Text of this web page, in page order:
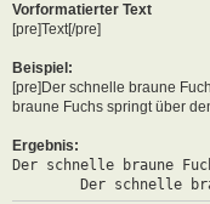
Vorformatierter Text
[pre]Text[/pre]
Beispiel:
[pre]Der schnelle braune
braune Fuchs springt über
Ergebnis:
Der schnelle braune
Der schnelle